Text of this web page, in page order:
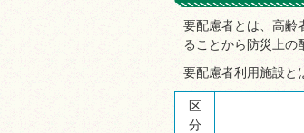
要配慮者とは、高齢
ることから防災上の
要配慮者利用施設と
区
分